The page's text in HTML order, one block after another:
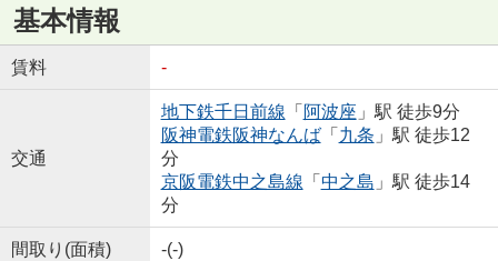
基本情報
賃料 -
交通
地下鉄千日前線 「 阿波座 」駅 徒歩9分
阪神電鉄阪神なんば「 九条 」駅 徒歩12
分
京阪電鉄中之島線 「 中之島 」駅 徒歩14
分
間取り(面積) -(-)